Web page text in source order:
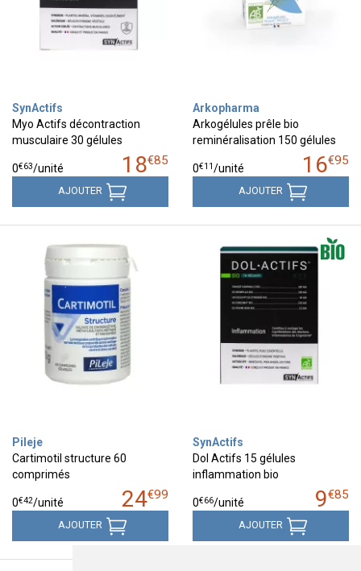
SynActifs
Myo Actifs décontraction
musculaire 30 gélules
18€85
0€63/unité
AJOUTER
Arkopharma
Arkogélules prêle bio
reminéralisation 150 gélules
16€95
0€11/unité
AJOUTER
Pileje
Cartimotil structure 60
comprimés
24€99
0€42/unité
AJOUTER
SynActifs
Dol Actifs 15 gélules
inflammation bio
9€85
0€66/unité
AJOUTER